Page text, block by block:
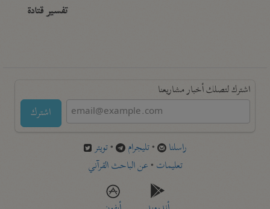
تفسير قتادة
اشترك لتصلك أخبار مشاريعنا
اشترك
راسلنا •تليجرام •تويتر
تعليمات •عن الباحث القرآني